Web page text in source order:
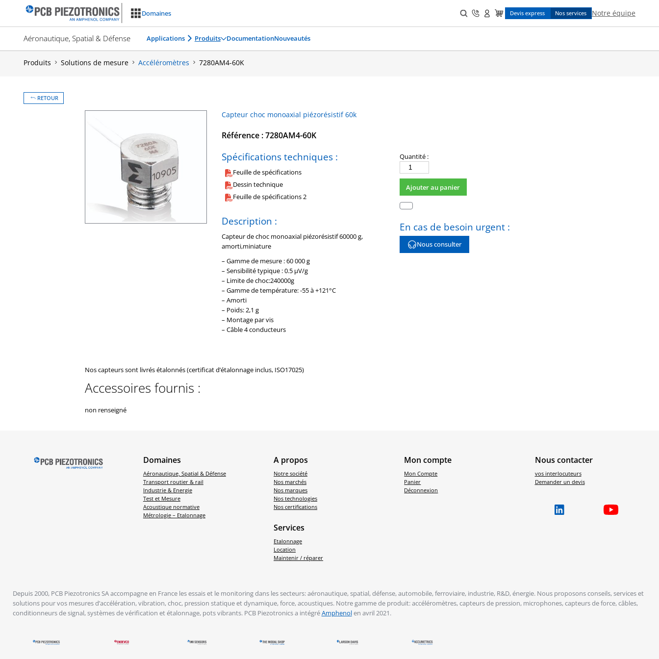
Domaines
Search
for:
Devis express Nos services Notre équipe
Aéronautique, Spatial & Défense Applications Produits DocumentationNouveautés
Produits Solutions de mesure Accéléromètres 7280AM4-60K
RETOUR
Capteur choc monoaxial piézorésistif 60k
Référence : 7280AM4-60K
Spécifications techniques :
Feuille de spécifications
Dessin technique
Feuille de spécifications 2
Description :
Capteur de choc monoaxial piézorésistif 60000 g,
amorti,miniature
– Gamme de mesure : 60 000 g
– Sensibilité typique : 0.5 µV/g
– Limite de choc:240000g
– Gamme de température: -55 à +121°C
– Amorti
– Poids: 2,1 g
– Montage par vis
– Câble 4 conducteurs
Quantité :
quantité
de
7280AM4-
60K
Ajouter au panier
En cas de besoin urgent :
Nous consulter
Nos capteurs sont livrés étalonnés (certificat d’étalonnage inclus, ISO17025)
Accessoires fournis :
non renseigné
Domaines
Aéronautique, Spatial & Défense
Transport routier & rail
Industrie & Energie
Test et Mesure
Acoustique normative
Métrologie – Etalonnage
A propos
Notre société
Nos marchés
Nos marques
Nos technologies
Nos certifications
Services
Etalonnage
Location
Maintenir / réparer
Mon compte
Mon Compte
Panier
Déconnexion
Nous contacter
vos interlocuteurs
Demander un devis
Depuis 2000, PCB Piezotronics SA accompagne en France les essais et le monitoring dans les secteurs: aéronautique, spatial, défense, automobile, ferroviaire, industrie, R&D, énergie. Nous proposons conseils, services et
solutions pour vos mesures d’accélération, vibration, choc, pression statique et dynamique, force, acoustiques. Notre gamme de produit: accéléromètres, capteurs de pression, microphones, capteurs de force, câbles,
conditionneurs de signal, systèmes de vérification et étalonnage, pots vibrants. PCB Piezotronics a intégréAmphenolen avril 2021.